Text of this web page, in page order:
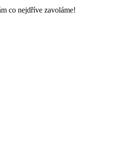
co nejdříve zavoláme!